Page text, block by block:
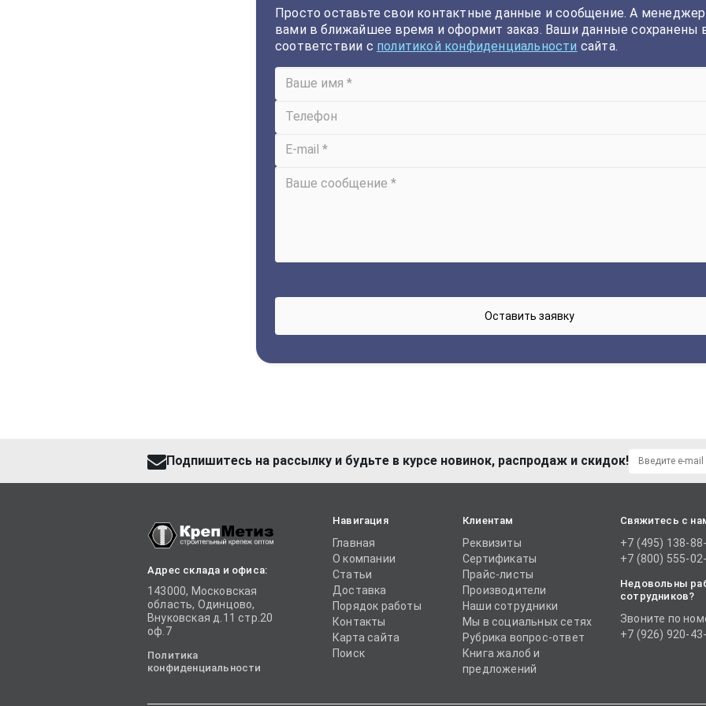
Просто оставьте свои контактные данные и сообщение. А
вами в ближайшее время и оформит заказ. Ваши данные сохранены
соответствии с политикой конфиденциальности сайта.
Подпишитесь на рассылку и будьте в курсе новинок, распродаж и скидок!
Адрес склада и офиса:
143000, Московская
область, Одинцово,
Внуковская д.11 стр.20
оф.7
Политика
конфиденциальности
Навигация
Главная
О компании
Статьи
Доставка
Порядок работы
Контакты
Карта сайта
Поиск
Клиентам
Реквизиты
Сертификаты
Прайс-листы
Производители
Наши сотрудники
Мы в социальных сетях
Рубрика вопрос-ответ
Книга жалоб и
предложений
Свяжитесь с
+7 (495) 138-
+7 (800) 555-
Недовольны
сотрудников?
Звоните по
+7 (926) 920-